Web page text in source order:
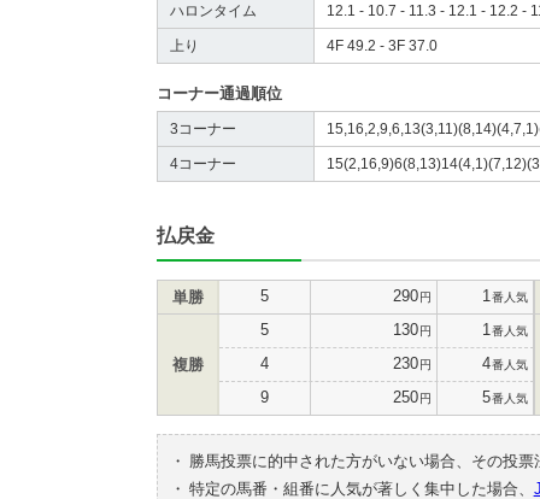
ハロンタイム 12.1 - 10.7 - 11.3 - 12.1 - 12.2 -
上り 4F 49.2 - 3F 37.0
コーナー通過順位
3コーナー
4コーナー
払戻金
単勝 5 290円 1 番人気
複勝
5 130円 1 番人気
4 230円 4番人気
9 250円 5番人気
・
勝馬投票に的中された方がいない場合、その投
・ 特定の馬番・組番に人気が著しく集中した場合、